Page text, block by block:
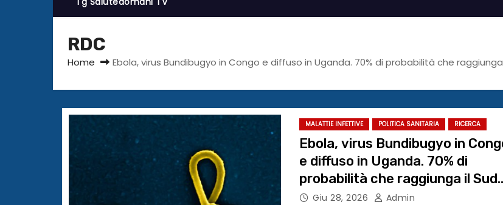
RDC
Home Ebola, virus Bundibugyo in Congo e diffuso in Uganda. 70% di probabilità che
MALATTIE INFETTIVE POLITICA SANITARIA RICERCA
Ebola, virus Bundibugyo in
e diffuso in Uganda. 70% di
probabilità che raggiunga il Sud
Sudan. Studio su The Lancet
Giu 28, 2026 Admin